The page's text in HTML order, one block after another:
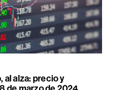
al alza: precio y